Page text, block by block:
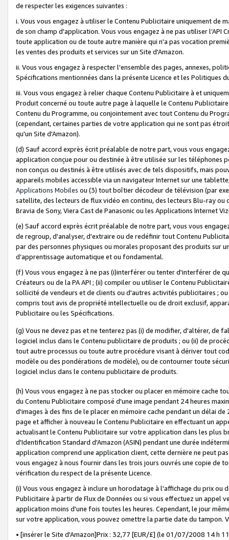
de respecter les exigences suivantes :
i. Vous vous engagez à utiliser le Contenu Publicitaire uniquement de
de son champ d'application. Vous vous engagez à ne pas utiliser l’API
toute application ou de toute autre manière qui n'a pas vocation
les ventes des produits et services sur un Site d'Amazon.
ii. Vous vous engagez à respecter l'ensemble des pages, annexes,
Spécifications mentionnées dans la présente Licence et les Politiques
iii. Vous vous engagez à relier chaque Contenu Publicitaire à et
Produit concerné ou toute autre page à laquelle le Contenu
Contenu du Programme, ou conjointement avec tout Contenu du
(cependant, certaines parties de votre application qui ne sont pas
qu'un Site d'Amazon).
(d) Sauf accord exprès écrit préalable de notre part, vous vous
application conçue pour ou destinée à être utilisée sur les téléphones
non conçus ou destinés à être utilisés avec de tels dispositifs, mais
appareils mobiles accessible via un navigateur Internet sur une
Applications Mobiles ou (3) tout boîtier décodeur de télévision (par
satellite, des lecteurs de flux vidéo en continu, des lecteurs Blu-ray
Bravia de Sony, Viera Cast de Panasonic ou les Applications Internet
(e) Sauf accord exprès écrit préalable de notre part, vous vous
de regroup, d'analyser, d'extraire ou de redéfinir tout Contenu
par des personnes physiques ou morales proposant des produits sur
d’apprentissage automatique et ou fondamental.
(f) Vous vous engagez à ne pas (i)interférer ou tenter d'interférer de
Créateurs ou de la PA API ; (ii) compiler ou utiliser le Contenu
sollicité de vendeurs et de clients ou d'autres activités publicitaires ;
compris tout avis de propriété intellectuelle ou de droit exclusif,
Publicitaire ou les Spécifications.
(g) Vous ne devez pas et ne tenterez pas (i) de modifier, d'altérer, de
logiciel inclus dans le Contenu publicitaire de produits ; ou (ii) de
tout autre processus ou toute autre procédure visant à dériver tout
modèle ou des pondérations de modèle), ou de contourner toute
logiciel inclus dans le contenu publicitaire de produits.
(h) Vous vous engagez à ne pas stocker ou placer en mémoire cache
du Contenu Publicitaire composé d'une image pendant 24 heures
d'images à des fins de le placer en mémoire cache pendant un délai
page et afficher à nouveau le Contenu Publicitaire en effectuant un
actualisant le Contenu Publicitaire sur votre application dans les plus
d'Identification Standard d'Amazon (ASIN) pendant une durée
application comprend une application client, cette dernière ne peut
vous engagez à nous fournir dans les trois jours ouvrés une copie de
vérification du respect de la présente Licence.
(i) Vous vous engagez à inclure un horodatage à l'affichage du prix
Publicitaire à partir de Flux de Données ou si vous effectuez un appel
application moins d'une fois toutes les heures. Cependant, le jour
sur votre application, vous pouvez omettre la partie date du tampon.
• [insérer le Site d'Amazon]Prix : 32,77 [EUR/£] (le 01/07/2008 14 h